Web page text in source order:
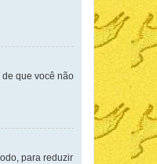
que você não
para reduzir